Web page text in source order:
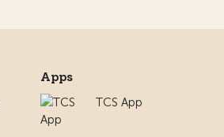
Apps
TCS App